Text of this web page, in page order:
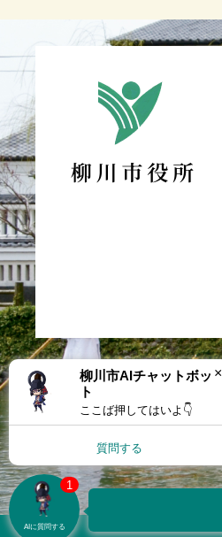
柳川市AIチャットボッ
ト
ここば押してはいよ👇
質問する
×
AIに質問する
1